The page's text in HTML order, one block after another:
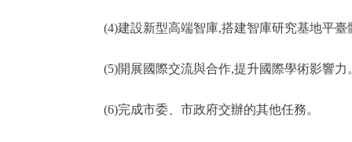
(4)建設新型高端智庫,搭建智庫研究基地平臺
(5)開展國際交流與合作,提升國際學術影響力
(6)完成市委、市政府交辦的其他任務。